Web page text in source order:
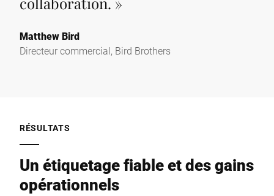
Matthew Bird
Directeur commercial, Bird Brothers
RÉSULTATS
Un étiquetage fiable et des gains
opérationnels